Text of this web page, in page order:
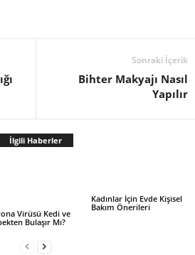
Sonraki İçerik
Bihter Makyajı Nasıl
Yapılır
İlgili Haberler
Virüsü Kedi ve
Bulaşır Mı?
Kadınlar İçin Evde Kişisel
Bakım Önerileri